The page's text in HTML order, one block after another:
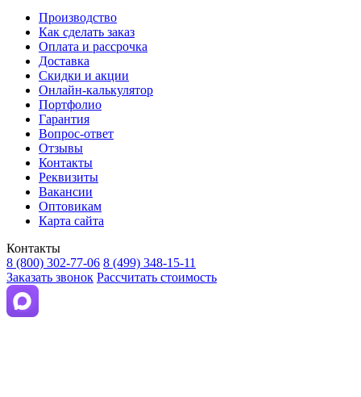
Производство
Как сделать заказ
Оплата и рассрочка
Доставка
Скидки и акции
Онлайн-калькулятор
Портфолио
Гарантия
Вопрос-ответ
Отзывы
Контакты
Реквизиты
Вакансии
Оптовикам
Карта сайта
Контакты
8 (800) 302-77-06 8 (499) 348-15-11
Заказать звонок Рассчитать стоимость